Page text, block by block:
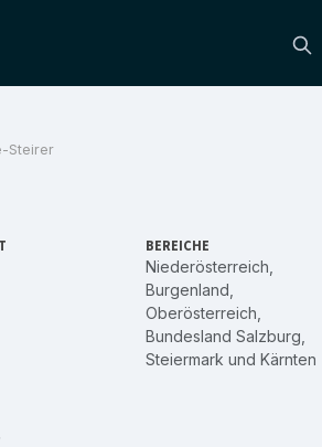
Steirer
BEREICHE
Niederösterreich
Burgenland
Oberösterreich
Bundesland Salzburg
Steiermark und Kärnten